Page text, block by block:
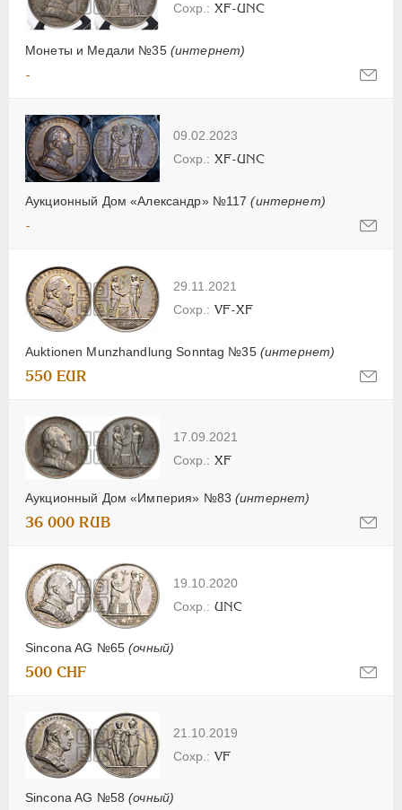
Монеты и Медали №35 (интернет)
XF-UNC
-
09.02.2023
Аукционный Дом «Александр» №117(интернет)
XF-UNC
-
29.11.2021
Auktionen Munzhandlung Sonntag №35 (интернет)
VF-XF
550 EUR
17.09.2021
Аукционный Дом «Империя» №83(интернет)
XF
36 000 RUB
19.10.2020
Sincona AG №65(очный)
UNC
500 CHF
21.10.2019
Sincona AG №58(очный)
VF